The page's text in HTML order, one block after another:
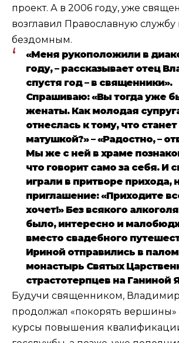
проект. А в 2006 году, уже
возглавил Православную
бездомным.
«Меня рукоположили в
году, – рассказывает отец
спустя год – в священники».
Спрашиваю: «Вы тогда уже
женаты. Как молодая
отнеслась к тому, что станет
матушкой?» – «Радостно, –
Мы же с ней в храме
что говорит само за себя. И
играли в притворе прихода,
приглашение: «Приходите
хочет!» Без всякого
было, интересно и
вместо свадебного
Ириной отправились в
монастырь Святых
страстотерпцев на Ганиной
Будучи священником,
продолжал «покорять вершины»
курсы повышения